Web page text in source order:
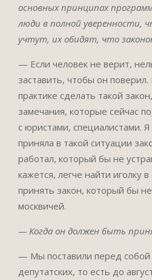
основных принципах
люди в полной уверенности,
учтут, их обидят, что
— Если человек не верит,
заставить, чтобы он
практике сделать такой
замечания, которые сейчас
с юристами, специалистами.
приняла в такой ситуации
работал, который бы не
кажется, легче найти иголку
принять закон, который бы
москвичей.
— Когда он должен быть
— Мы поставили перед собой
депутатских, то есть до